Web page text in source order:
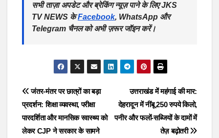
सभी ताज़ा अपडेट और ब्रेकिंग न्यूज़ पाने के लिए JKS
TV NEWS केFacebook, WhatsApp और
Telegram चैनल को अभी ज़रूर जॉइन करें।
Post
navigation
उत्तराखंड में महंगाई की मार:
देहरादून में नींबू 250 रुपये किलो,
पनीर और फलों-सब्जियों के दामों में
तेज़ बढ़ोतरी
जंतर-मंतर पर छात्रों का बड़ा
प्रदर्शन: शिक्षा व्यवस्था, परीक्षा
पारदर्शिता और मानसिक स्वास्थ्य को
लेकर CJP ने सरकार के सामने